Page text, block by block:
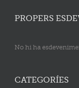
PROPERS
No hi ha
CATEGORÍES